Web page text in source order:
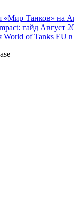
«Мир Танков» на
гайд Август
of Tanks EU в